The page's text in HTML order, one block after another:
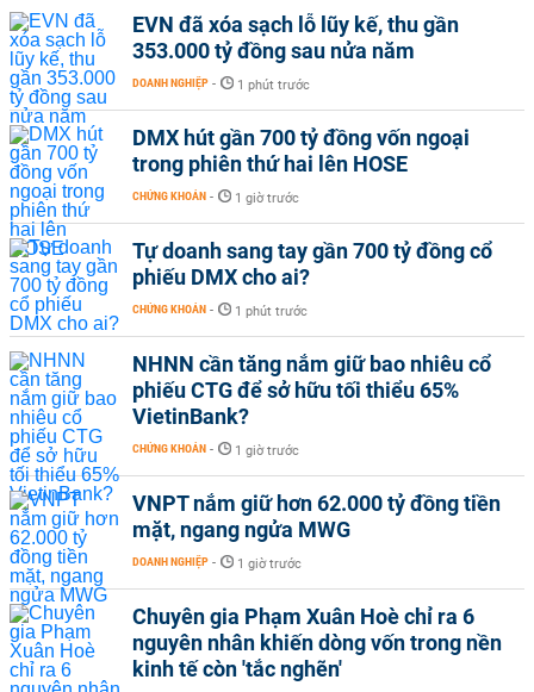
EVN đã xóa sạch lỗ lũy kế, thu gần
353.000 tỷ đồng sau nửa năm
DOANH NGHIỆP - 1 phút trước
DMX hút gần 700 tỷ đồng vốn ngoại
trong phiên thứ hai lên HOSE
CHỨNG KHOÁN - 1 giờ trước
Tự doanh sang tay gần 700 tỷ đồng cổ
phiếu DMX cho ai?
CHỨNG KHOÁN - 1 phút trước
NHNN cần tăng nắm giữ bao nhiêu cổ
phiếu CTG để sở hữu tối thiểu 65%
VietinBank?
CHỨNG KHOÁN - 1 giờ trước
VNPT nắm giữ hơn 62.000 tỷ đồng tiền
mặt, ngang ngửa MWG
DOANH NGHIỆP - 1 giờ trước
Chuyên gia Phạm Xuân Hoè chỉ ra 6
nguyên nhân khiến dòng vốn trong nền
kinh tế còn 'tắc nghẽn'